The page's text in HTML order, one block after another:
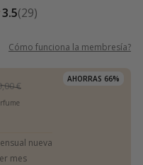
3.5(29)
Cómo funciona la membresía?
AHORRAS 66%
€
nueva
mes